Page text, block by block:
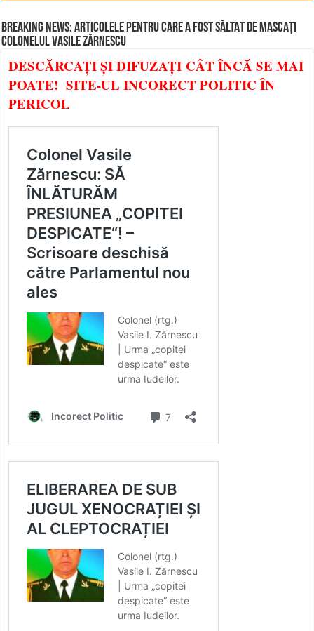
BREAKING NEWS: ARTICOLELE PENTRU CARE A FOST SĂLTAT DE MASCAȚI
COLONELUL VASILE ZĂRNESCU
DESCĂRCAȚI ȘI DIFUZAȚI CÂT ÎNCĂ SE MAI
POATE! SITE-UL INCORECT POLITIC ÎN
PERICOL